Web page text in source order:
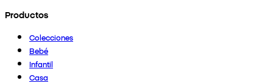
Productos
Colecciones
Bebé
Infantil
Casa